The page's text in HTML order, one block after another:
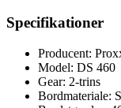
Specifikationer
Producent:
Model: DS 460
Gear: 2-trins
Bordmateriale: